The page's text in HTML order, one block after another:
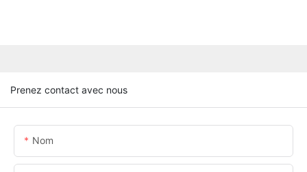
Prenez contact avec nous
Nom